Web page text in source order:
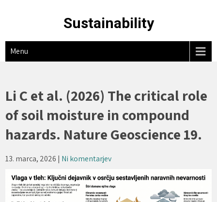
Sustainability
Menu
Li C et al. (2026) The critical role
of soil moisture in compound
hazards. Nature Geoscience 19.
13. marca, 2026 | Ni komentarjev